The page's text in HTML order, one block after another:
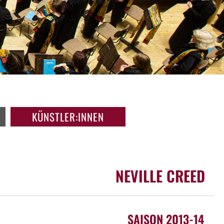
KÜNSTLER:INNEN
NEVILLE CREED
SAISON 2013-14